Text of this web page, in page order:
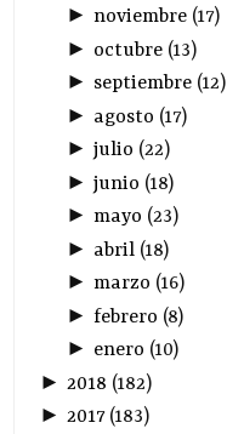
► noviembre(17)
► octubre(13)
► septiembre(12)
► agosto (17)
► julio (22)
► junio (18)
► mayo (23)
► abril(18)
► marzo (16)
► febrero (8)
► enero (10)
► 2018 (182)
►2017(183)